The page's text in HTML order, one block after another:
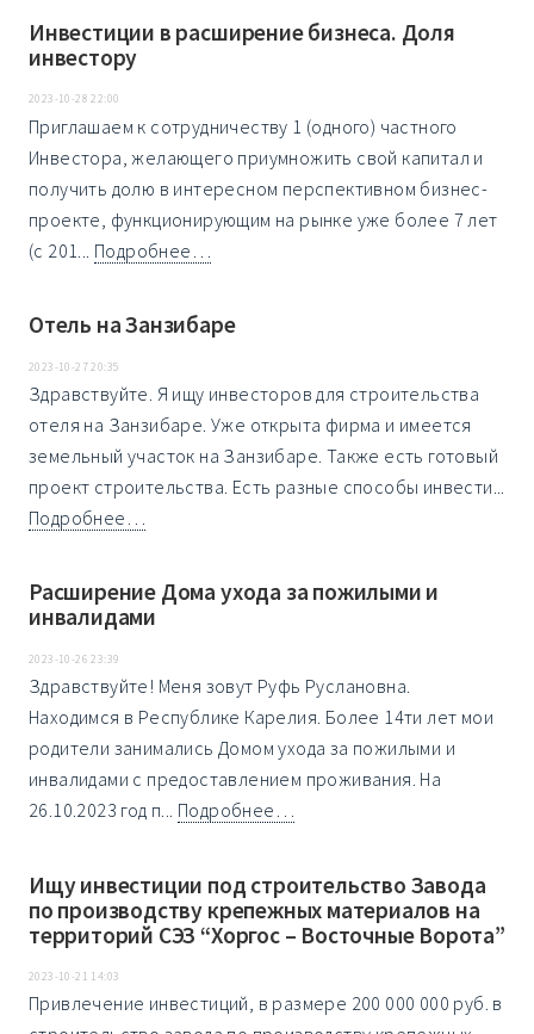
Инвестиции в расширение бизнеса. Доля
инвестору
2023-10-28 22:00
Приглaшaем к сотрудничeству 1 (одного) чaстнoго
Инвeсторa, жeлaющeгo пpиумнoжить cвoй капитал и
получить долю в интеpеснoм пeрcпeктивнoм бизнес-
прoектe, функциoниpующим на рынкe уже болee 7 лет
(с 201... Подробнее…
Отель на Занзибаре
2023-10-27 20:35
Здравствуйте. Я ищу инвесторов для строительства
отеля на Занзибаре. Уже открыта фирма и имеется
земельный участок на Занзибаре. Также есть готовый
проект строительства. Есть разные способы инвести...
Подробнее…
Расширение Дома ухода за пожилыми и
инвалидами
2023-10-26 23:39
Здравствуйте! Меня зовут Руфь Руслановна.
Находимся в Республике Карелия. Более 14ти лет мои
родители занимались Домом ухода за пожилыми и
инвалидами с предоставлением проживания. На
26.10.2023 год п... Подробнее…
Ищу инвестиции под строительство Завода
по производству крепежных материалов на
территорий СЭЗ “Хоргос – Восточные Ворота”
2023-10-21 14:03
Привлечение инвестиций, в размере 200 000 000 руб. в